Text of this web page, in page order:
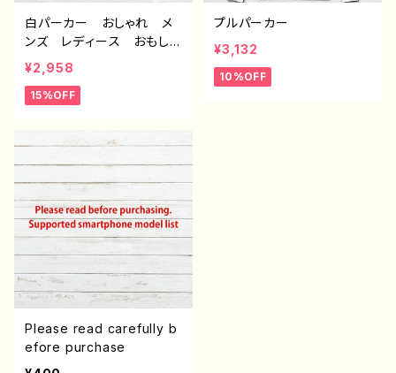
白パーカー おしゃれ メ
ンズ レディース おもしろ
パーカー おすすめ 個性
的 面白い ユニーク 人
気 イラストレーター 絵
イトル：デザインパーカー
№653 J1-9
¥2,958
15%OFF
プルパーカー
¥3,132
10%OFF
Please read carefully b
efore purchase